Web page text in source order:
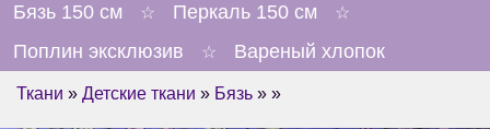
Бязь 150 см ☆ Перкаль 150 см ☆
Поплин эксклюзив ☆ Вареный хлопок
Ткани » Детские ткани » Бязь » »